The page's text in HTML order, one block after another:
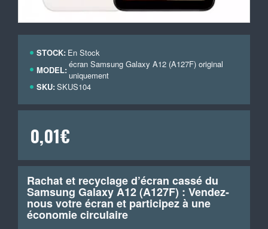
STOCK: En Stock
MODEL:écran Samsung Galaxy A12 (A127F) original
uniquement
SKU:SKUS104
0,01€
Rachat et recyclage d’écran cassé du
Samsung Galaxy A12 (A127F) : Vendez-
nous votre écran et participez à une
économie circulaire